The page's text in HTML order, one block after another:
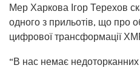
Мер Харкова Ігор Терехов
одного з прильотів, що про
цифрової трансформації
“В нас немає